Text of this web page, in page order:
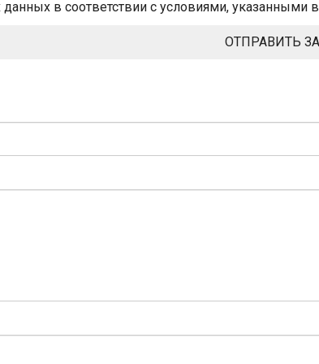
в соответствии с условиями, указанными в